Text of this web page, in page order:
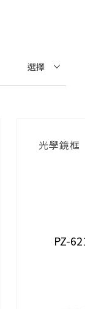
選擇
光學鏡框
PZ-